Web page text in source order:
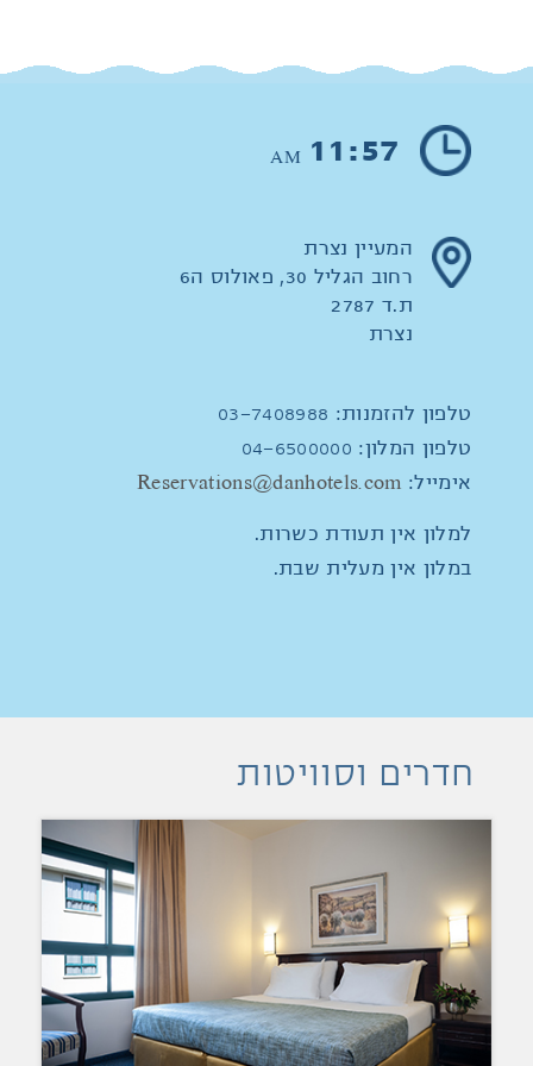
11:57
AM
המעיין נצרת
רחוב הגליל 30, פאולוס ה6
ת.ד 2787
נצרת
טלפון להזמנות: 03-7408988
טלפון המלון: 04-6500000
אימייל: Reservations@danhotels.com
למלון אין תעודת כשרות.
במלון אין מעלית שבת.
חדרים וסוויטות